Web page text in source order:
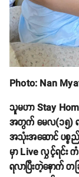
Photo: Nan
သူမဟာ Stay
အတွက် မေလ(၁၅) ရ
အသုံးအဆောင် ပစ္စ
မှာ Live လွှင့်ရင်း
ရလာပြီးတဲ့နောက်